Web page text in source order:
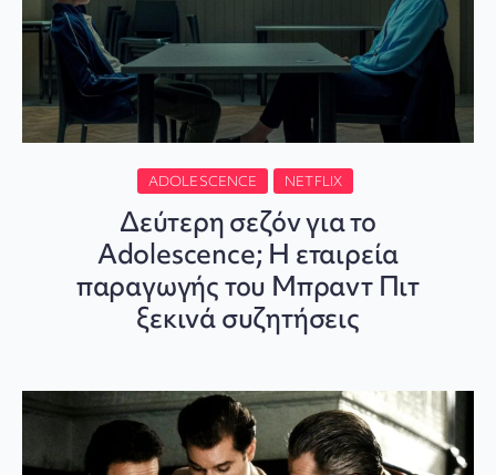
ADOLESCENCE NETFLIX
Δεύτερη σεζόν για το
Adolescence; Η εταιρεία
παραγωγής του Μπραντ Πιτ
ξεκινά συζητήσεις